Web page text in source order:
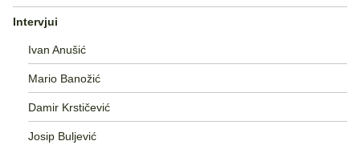
Intervjui
Ivan Anušić
Mario Banožić
Damir Krstičević
Josip Buljević